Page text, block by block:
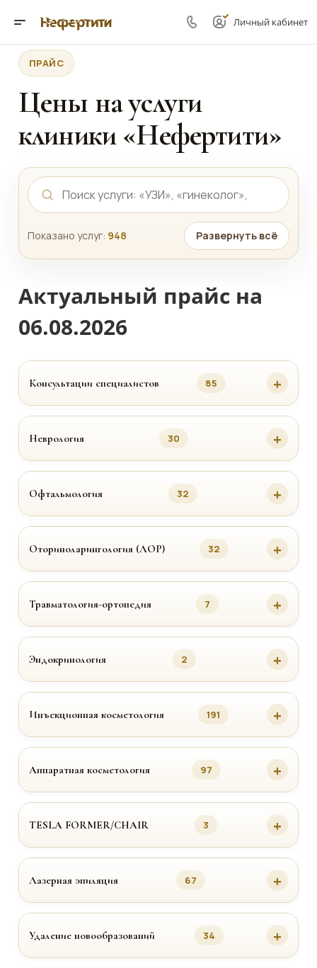
Личный кабинет
ПРАЙС
Цены на услуги
клиники «Нефертити»
Показано услуг: 948 Развернуть всё
Актуальный прайс на
06.08.2026
Консультации специалистов 85
Неврология 30
Офтальмология 32
Оториноларингология (ЛОР) 32
Травматология-ортопедия 7
Эндокринология 2
Инъекционная косметология 191
Аппаратная косметология 97
TESLA FORMER/CHAIR 3
Лазерная эпиляция 67
Удаление новообразований 34